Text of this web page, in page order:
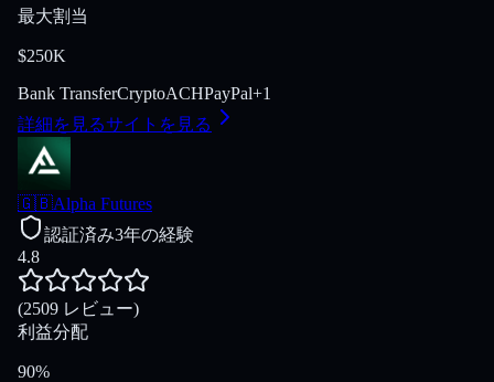
最大割当
$250K
Bank TransferCryptoACHPayPal+1
詳細を見るサイトを見る
🇬🇧Alpha Futures
認証済み3年の経験
4.8
(2509 レビュー)
利益分配
90%